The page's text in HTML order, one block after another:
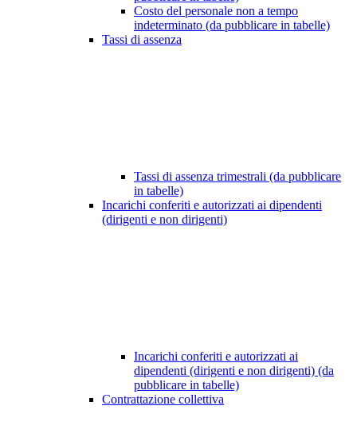
Costo del personale non a tempo
indeterminato (da pubblicare in tabelle)
Tassi di assenza
Tassi di assenza trimestrali (da pubblicare
in tabelle)
Incarichi conferiti e autorizzati ai dipendenti
(dirigenti e non dirigenti)
Incarichi conferiti e autorizzati ai
dipendenti (dirigenti e non dirigenti) (da
pubblicare in tabelle)
Contrattazione collettiva